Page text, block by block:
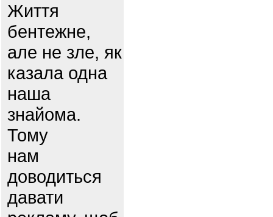
Життя
бентежне,
але не зле, як
казала одна
наша
знайома.
Тому
нам
доводиться
давати